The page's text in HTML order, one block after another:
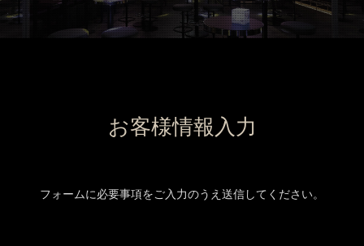
お客様情報入力
フォームに必要事項をご入力のうえ送信してください。